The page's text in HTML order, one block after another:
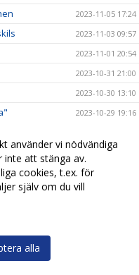
2023-11-05 17:24
2023-11-03 09:57
2023-11-01 20:54
2023-10-31 21:00
2023-10-30 13:10
2023-10-29 19:16
2023-10-27 12:05
2023-10-26 22:58
2023-10-25 09:50
använder vi nödvändiga
inte att stänga av.
cookies, t.ex. för
själv om du vill
alla